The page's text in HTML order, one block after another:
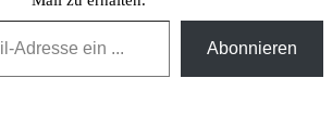
Abonnieren